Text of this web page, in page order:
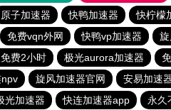
原子加速器 快鸭加速器 快柠檬
免费vqn外网 快鸭vp加速器
费2小时 极光aurora加速器
旋风加速器官网 安易加速
光加速器 快连加速器app 永久